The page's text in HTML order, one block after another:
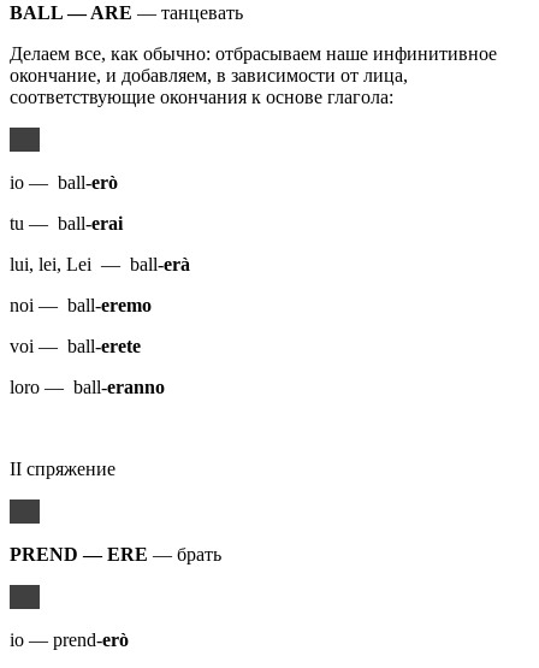
BALL—ARE — танцевать
Делаем все, как обычно: отбрасываем наше инфинитивное
окончание, и добавляем, в зависимости от лица,
соответствующие окончания к основе глагола:
io — ball-erò
tu — ball-erai
lui, lei, Lei — ball-erà
noi — ball-eremo
voi — ball-erete
loro — ball-eranno
II спряжение
PREND — ERE — брать
io — prend-erò